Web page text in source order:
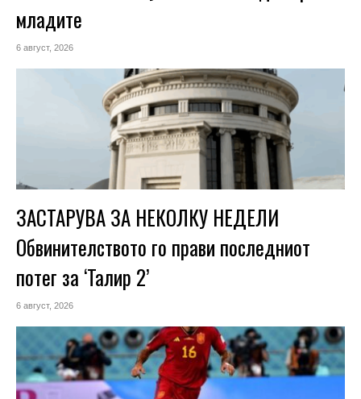
младите
6 август, 2026
ЗАСТАРУВА ЗА НЕКОЛКУ НЕДЕЛИ
Обвинителството го прави последниот
потег за ‘Талир 2’
6 август, 2026